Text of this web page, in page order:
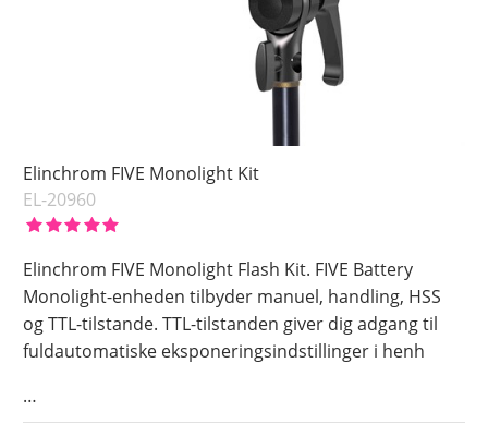
Elinchrom FIVE Monolight Kit
EL-20960
Elinchrom FIVE Monolight Flash Kit. FIVE Battery
Monolight-enheden tilbyder manuel, handling, HSS
og TTL-tilstande. TTL-tilstanden giver dig adgang til
fuldautomatiske eksponeringsindstillinger i henh
…